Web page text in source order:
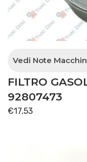
Vedi Note
Separatore
FILTRO
92807473
€17,53